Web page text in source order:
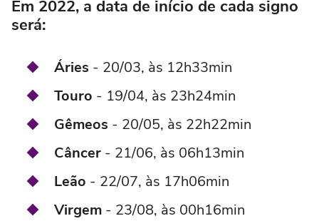
Em 2022, a data de início de cada signo
será:
Áries - 20/03, às 12h33min
Touro - 19/04, às 23h24min
Gêmeos - 20/05, às 22h22min
Câncer - 21/06, às 06h13min
Leão - 22/07, às 17h06min
Virgem - 23/08, às 00h16min